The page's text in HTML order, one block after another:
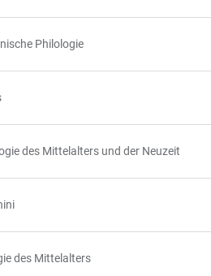
Philologie
des Mittelalters und der Neuzeit
des Mittelalters